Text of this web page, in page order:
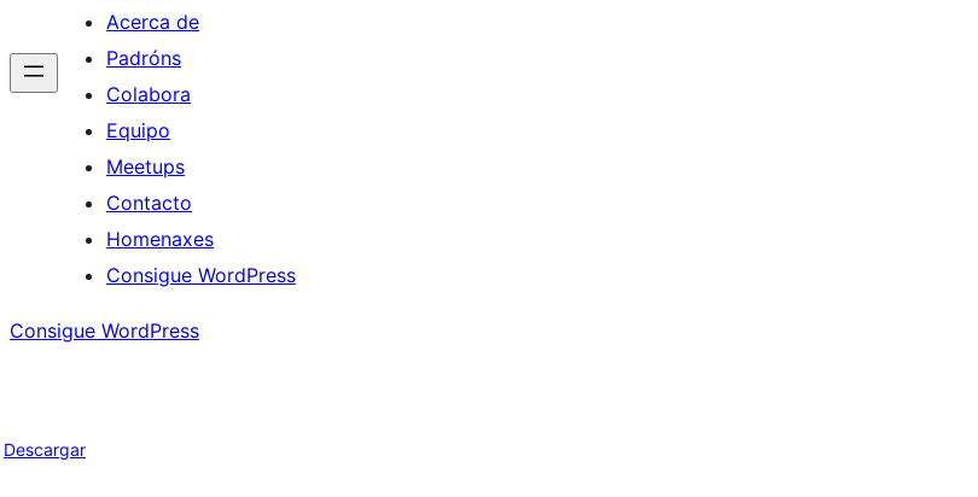
Acerca de
Padróns
Colabora
Equipo
Meetups
Contacto
Homenaxes
Consigue WordPress
Consigue WordPress
Descargar